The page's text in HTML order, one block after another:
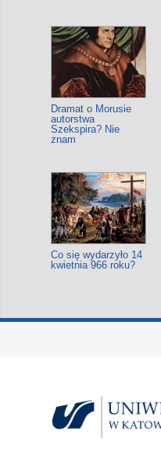
Dramat o Morusie
autorstwa
Szekspira? Nie
znam
Co się wydarzyło 14
kwietnia 966 roku?